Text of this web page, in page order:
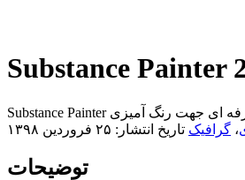
Substance Painter
، گرافیک تاریخ انتشار: ۲۵ فروردین ۱۳۹۸
توضیحات